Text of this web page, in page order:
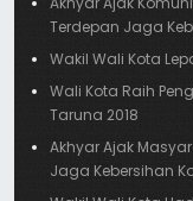
Terdepan Jaga
Wakil Wali Kota
Wali Kota Raih
Taruna 2018
Akhyar Ajak
Jaga Kebersihan